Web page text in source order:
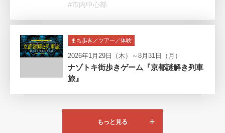
#市内中心部
まち歩き／ツアー／体験
2026年1月29日（木）～8月31日（月）
ナゾトキ街歩きゲーム『京都謎解き列車
旅』
もっと見る